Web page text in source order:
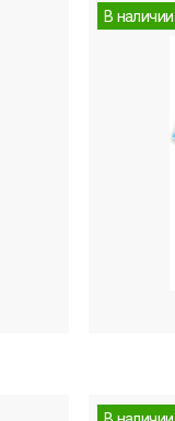
В наличии